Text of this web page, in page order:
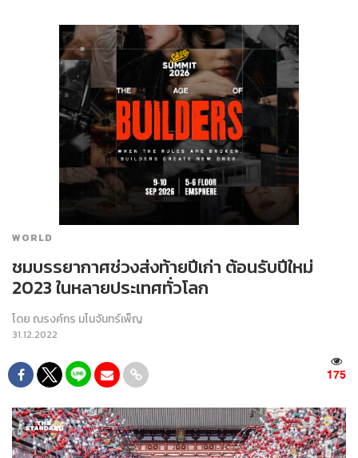
WORLD
ชมบรรยากาศช่วงส่งท้ายปีเก่า ต้อนรับปีใหม่
2023 ในหลายประเทศทั่วโลก
โดยณรงค์กร มโนจันทร์เพ็ญ
31.12.2022
175